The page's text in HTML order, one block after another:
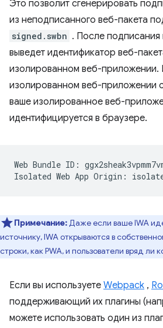
Это позволит сгенерировать
из неподписанного веб-пакета
signed.swbn . После подписания
выведет идентификатор веб-
изолированном веб-приложении.
изолированном веб-приложении
ваше изолированное веб-
идентифицируется в браузере.
Web Bundle ID:
Примечание:Даже если ваше IWA
источнику, IWA открываются в
строки, как PWA, и пользователи вряд ли
Если вы используете Webpack ,
поддерживающий их плагины
можете использовать один из